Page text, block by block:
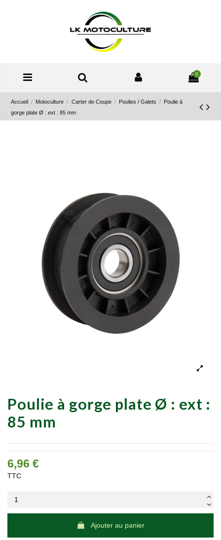
0
Accueil Motoculture Carter de Coupe Poulies / Galets
Poulie à
gorge plate Ø : ext : 85 mm
Poulie à gorge plate Ø : ext :
85 mm
6,96 €
TTC
Ajouter au panier